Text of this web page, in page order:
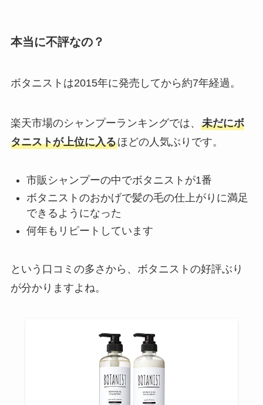
本当に不評なの？
ボタニストは2015年に発売してから約7年経過。
楽天市場のシャンプーランキングでは、 未だにボ
タニストが上位に入るほどの人気ぶりです。
市販シャンプーの中でボタニストが1番
ボタニストのおかげで髪の毛の仕上がりに満足
できるようになった
何年もリピートしています
という口コミの多さから、ボタニストの好評ぶり
が分かりますよね。